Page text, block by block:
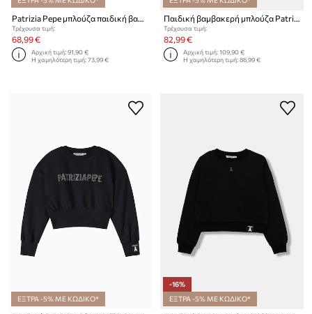
Patrizia Pepe μπλούζα παιδική βαμβακερή J409
Τρέχουσα τιμή:
68,99 €
Αρχική τιμή:91,90 €
Η χαμηλότερη τιμή:73,99 €
Παιδική βαμβακερή μπλούζα Patrizia Pepe J046
Τρέχουσα τιμή:
82,99 €
Αρχική τιμή:109,90 €
Η χαμηλότερη τιμή:86,99 €
ΕΞΤΡΑ -5% ΜΕ ΚΩΔΙΚΟ*
-16%
ΕΞΤΡΑ -5% ΜΕ ΚΩΔΙΚΟ*